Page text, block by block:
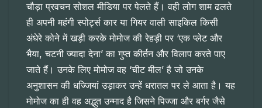
चौड़ा प्रवचन सोशल मीडिया पर पेलते हैं। वही लोग शाम ढलते
ही अपनी महंगी स्पोर्ट्स कार या गियर वाली साइकिल किसी
अंधेरे कोने में खड़ी करके मोमोज की रेहड़ी पर ‘एक प्लेट और
भैया, चटनी ज्यादा देना’ का गुप्त कीर्तन और विलाप करते पाए
जाते हैं। उनके लिए मोमोज वह ‘चीट मील’ है जो उनके
अनुशासन की धज्जियां उड़ाकर उन्हें धरातल पर ले आता है। यह
मोमोज का ही वह अद्भुत उन्माद है जिसने पिज्जा और बर्गर जैसे